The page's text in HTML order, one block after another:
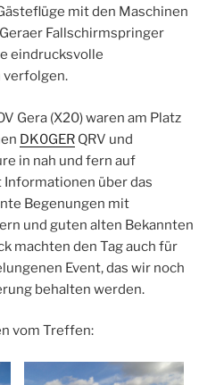
mit den Maschinen
Fallschirmspringer
eindrucksvolle
Gera (X20) waren am Platz
DK0GER QRV und
in nah und fern auf
über das
Begenungen mit
und guten alten Bekannten
machten den Tag auch für
Event, das wir noch
behalten werden.
vom Treffen: